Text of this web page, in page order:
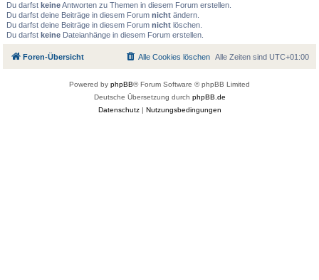
Du darfstkeineAntworten zu Themen in diesem Forum erstellen.
Du darfst deine Beiträge in diesem Forumnicht ändern.
Du darfst deine Beiträge in diesem Forumnicht löschen.
Du darfstkeine Dateianhänge in diesem Forum erstellen.
Foren-Übersicht Alle Zeiten sind UTC+01:00
Alle Cookies löschen
Powered by phpBB® Forum Software © phpBB Limited
Deutsche Übersetzung durch phpBB.de
Datenschutz| Nutzungsbedingungen